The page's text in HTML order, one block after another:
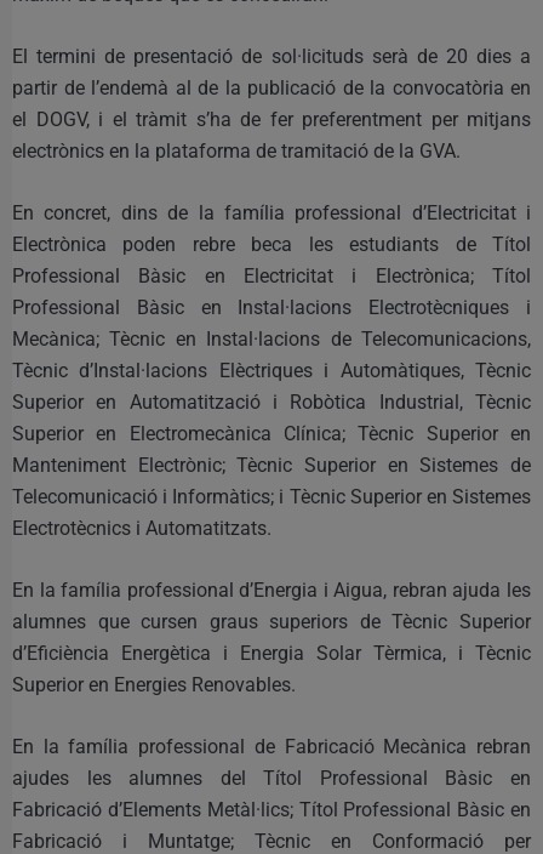
El termini de presentació de sol·licituds serà de 20 dies a
partir de l’endemà al de la publicació de la convocatòria en
el DOGV, i el tràmit s’ha de fer preferentment per mitjans
electrònics en la plataforma de tramitació de la GVA.
En concret, dins de la família professional d’Electricitat i
Electrònica poden rebre beca les estudiants de Títol
Professional Bàsic en Electricitat i Electrònica; Títol
Professional Bàsic en Instal·lacions Electrotècniques i
Mecànica; Tècnic en Instal·lacions de Telecomunicacions,
Tècnic d’Instal·lacions Elèctriques i Automàtiques, Tècnic
Superior en Automatització i Robòtica Industrial, Tècnic
Superior en Electromecànica Clínica; Tècnic Superior en
Manteniment Electrònic; Tècnic Superior en Sistemes de
Telecomunicació i Informàtics; i Tècnic Superior en Sistemes
Electrotècnics i Automatitzats.
En la família professional d’Energia i Aigua, rebran ajuda les
alumnes que cursen graus superiors de Tècnic Superior
d’Eficiència Energètica i Energia Solar Tèrmica, i Tècnic
Superior en Energies Renovables.
En la família professional de Fabricació Mecànica rebran
ajudes les alumnes del Títol Professional Bàsic en
Fabricació d’Elements Metàl·lics; Títol Professional Bàsic en
Fabricació i Muntatge; Tècnic en Conformació per